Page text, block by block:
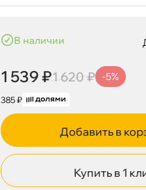
наличии
1 539 ₽1 620 ₽ -5%
385 ₽
Добавить в
Купить в 1